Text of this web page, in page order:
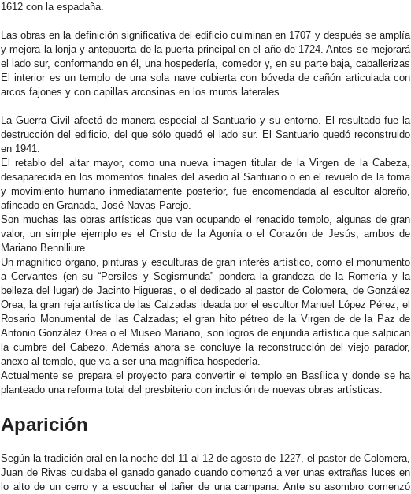
1612 con la espadaña.
Las obras en la definición significativa del edificio culminan en 1707 y después se amplía
y mejora la lonja y antepuerta de la puerta principal en el año de 1724. Antes se mejorará
el lado sur, conformando en él, una hospedería, comedor y, en su parte baja, caballerizas
El interior es un templo de una sola nave cubierta con bóveda de cañón articulada con
arcos fajones y con capillas arcosinas en los muros laterales.
La Guerra Civil afectó de manera especial al Santuario y su entorno. El resultado fue la
destrucción del edificio, del que sólo quedó el lado sur. El Santuario quedó reconstruido
en 1941.
El retablo del altar mayor, como una nueva imagen titular de la Virgen de la Cabeza,
desaparecida en los momentos finales del asedio al Santuario o en el revuelo de la toma
y movimiento humano inmediatamente posterior, fue encomendada al escultor aloreño,
afincado en Granada, José Navas Parejo.
Son muchas las obras artísticas que van ocupando el renacido templo, algunas de gran
valor, un simple ejemplo es el Cristo de la Agonía o el Corazón de Jesús, ambos de
Mariano Bennlliure.
Un magnífico órgano, pinturas y esculturas de gran interés artístico, como el monumento
a Cervantes (en su “Persiles y Segismunda” pondera la grandeza de la Romería y la
belleza del lugar) de Jacinto Higueras, o el dedicado al pastor de Colomera, de González
Orea; la gran reja artística de las Calzadas ideada por el escultor Manuel López Pérez, el
Rosario Monumental de las Calzadas; el gran hito pétreo de la Virgen de de la Paz de
Antonio González Orea o el Museo Mariano, son logros de enjundia artística que salpican
la cumbre del Cabezo. Además ahora se concluye la reconstrucción del viejo parador,
anexo al templo, que va a ser una magnífica hospedería.
Actualmente se prepara el proyecto para convertir el templo en Basílica y donde se ha
planteado una reforma total del presbiterio con inclusión de nuevas obras artísticas.
Aparición
Según la tradición oral en la noche del 11 al 12 de agosto de 1227, el pastor de Colomera,
Juan de Rivas cuidaba el ganado ganado cuando comenzó a ver unas extrañas luces en
lo alto de un cerro y a escuchar el tañer de una campana. Ante su asombro comenzó